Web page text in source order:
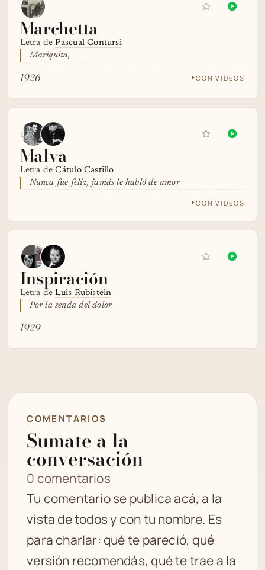
Marchetta
Letra dePascual Contursi
Mariquita,
1926 CON VIDEOS
Malva
Letra deCátulo Castillo
Nunca fue feliz, jamás le habló de amor
CON VIDEOS
Inspiración
Letra deLuis Rubistein
Por la senda del dolor
1929
COMENTARIOS
Sumate a la
conversación
0 comentarios
Tu comentario se publica acá, a la
vista de todos y con tu nombre. Es
para charlar: qué te pareció, qué
versión recomendás, qué te trae a la